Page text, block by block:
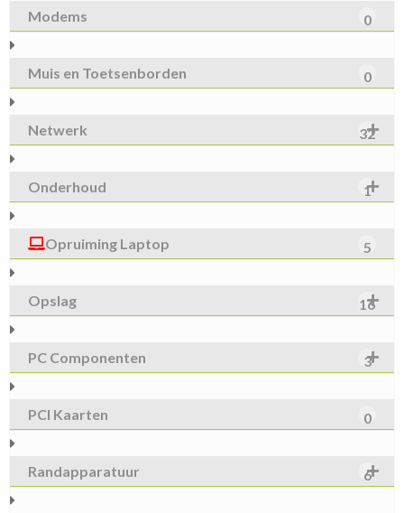
Modems 0
Muis en Toetsenborden 0
Netwerk 32
Onderhoud 1
Opruiming Laptop 5
Opslag 16
PC Componenten 3
PCI Kaarten 0
Randapparatuur 6